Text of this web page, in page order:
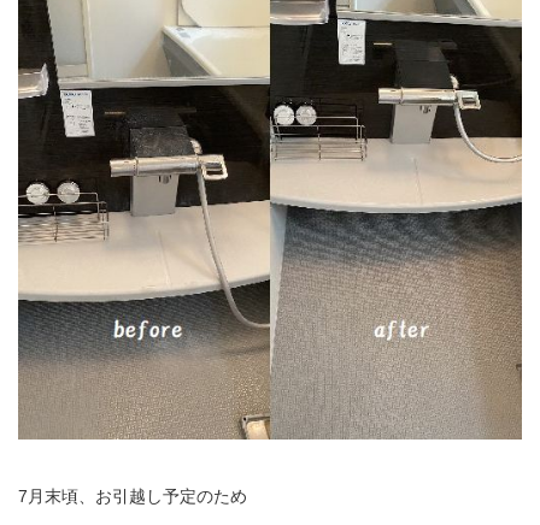
7月末頃、お引越し予定のため